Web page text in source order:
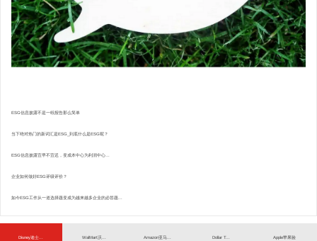
ESG信息披露不是一纸报告那么简单
当下绝对热门的新词汇是ESG_到底什么是ESG呢？
ESG信息披露宜早不宜迟，变成本中心为利润中心...
企业如何做好ESG评级评价？
如今ESG工作从一道选择题变成为越来越多企业的必答题...
Disney迪士... WalMart沃... Amazon亚马... Dollar T... Apple苹果验